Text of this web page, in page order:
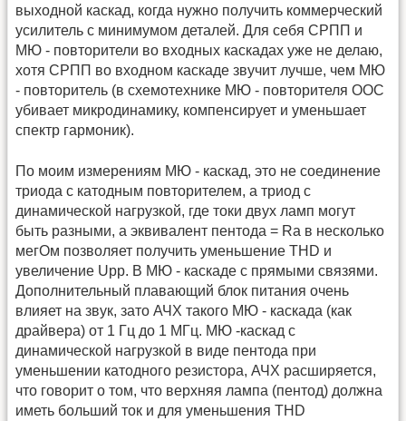
выходной каскад, когда нужно получить коммерческий
усилитель с минимумом деталей. Для себя СРПП и
МЮ - повторители во входных каскадах уже не делаю,
хотя СРПП во входном каскаде звучит лучше, чем МЮ
- повторитель (в схемотехнике МЮ - повторителя ООС
убивает микродинамику, компенсирует и уменьшает
спектр гармоник).
По моим измерениям МЮ - каскад, это не соединение
триода с катодным повторителем, а триод с
динамической нагрузкой, где токи двух ламп могут
быть разными, а эквивалент пентода = Ra в несколько
мегОм позволяет получить уменьшение THD и
увеличение Upp. В МЮ - каскаде с прямыми связями.
Дополнительный плавающий блок питания очень
влияет на звук, зато АЧХ такого МЮ - каскада (как
драйвера) от 1 Гц до 1 МГц. МЮ -каскад с
динамической нагрузкой в виде пентода при
уменьшении катодного резистора, АЧХ расширяется,
что говорит о том, что верхняя лампа (пентод) должна
иметь больший ток и для уменьшения THD